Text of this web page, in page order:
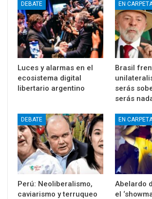
DEBATE
Luces y alarmas en el
ecosistema digital
libertario argentino
EN
Brasil
serás
serás
DEBATE
Perú: Neoliberalismo,
caviarismo y terruqueo
EN
Abelardo
el